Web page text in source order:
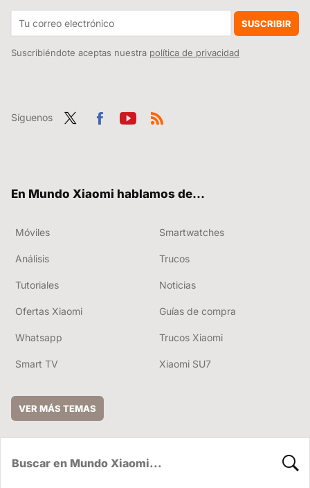
Google está preparando la revolución definitiva para Android Auto. Gemini está en camino para que la IA sea nuestra mejor compañera de viaje
SUSCRIBIR
Suscribiéndote aceptas nuestra política de privacidad
Síguenos
En Mundo Xiaomi hablamos de...
Móviles Smartwatches
Análisis Trucos
Tutoriales Noticias
Ofertas Xiaomi Guías de compra
Whatsapp Trucos Xiaomi
Smart TV Xiaomi SU7
VER MÁS TEMAS